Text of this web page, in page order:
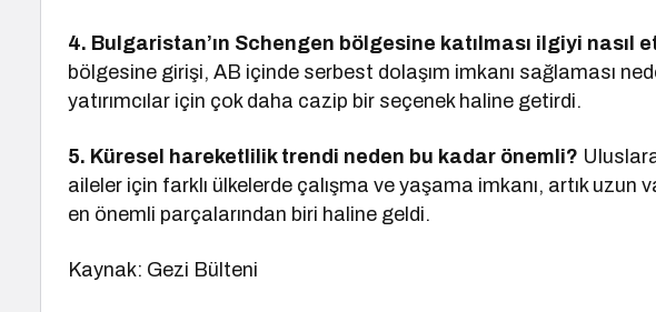
4. Bulgaristan’ın Schengen bölgesine katılması ilgiyi nasıl
bölgesine girişi, AB içinde serbest dolaşım imkanı sağlaması
yatırımcılar için çok daha cazip bir seçenek haline getirdi.
5. Küresel hareketlilik trendi neden bu kadar önemli?
aileler için farklı ülkelerde çalışma ve yaşama imkanı, artık uzun
en önemli parçalarından biri haline geldi.
Kaynak: Gezi Bülteni